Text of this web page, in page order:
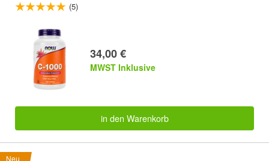
(5)
34,00 €
MWST Inklusive
in den Warenkorb
Neu